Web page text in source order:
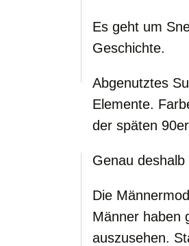
Es geht um
Geschichte.
Abgenutztes
Elemente.
der späten
Genau
Die
Männer haben
auszusehen.